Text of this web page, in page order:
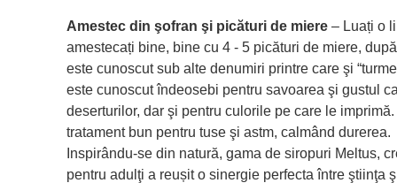
Amestec din şofran şi picături de miere – Luați o
amestecați bine, bine cu 4 - 5 picături de miere,
este cunoscut sub alte denumiri printre care şi
este cunoscut îndeosebi pentru savoarea şi gustul
deserturilor, dar şi pentru culorile pe care le
tratament bun pentru tuse şi astm, calmând durerea.
Inspirându-se din natură, gama de siropuri Meltus,
pentru adulţi a reușit o sinergie perfecta între ştiinţa